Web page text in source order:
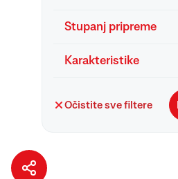
Stupanj pripreme
Karakteristike
Očistite sve filtere